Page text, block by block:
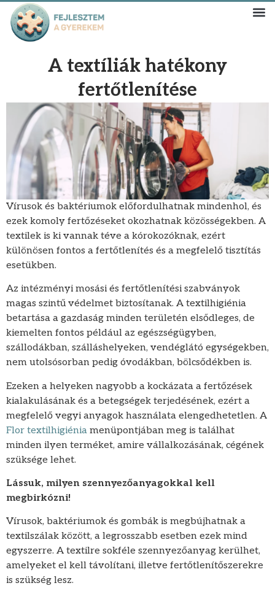
A textíliák hatékony
fertőtlenítése
Vírusok és baktériumok előfordulhatnak mindenhol, és
ezek komoly fertőzéseket okozhatnak közösségekben. A
textilek is ki vannak téve a kórokozóknak, ezért
különösen fontos a fertőtlenítés és a megfelelő tisztítás
esetükben.
Az intézményi mosási és fertőtlenítési szabványok
magas szintű védelmet biztosítanak. A textilhigiénia
betartása a gazdaság minden területén elsődleges, de
kiemelten fontos például az egészségügyben,
szállodákban, szálláshelyeken, vendéglátó egységekben,
nem utolsósorban pedig óvodákban, bölcsődékben is.
Ezeken a helyeken nagyobb a kockázata a fertőzések
kialakulásának és a betegségek terjedésének, ezért a
megfelelő vegyi anyagok használata elengedhetetlen. A
Flor textilhigiénia menüpontjában meg is találhat
minden ilyen terméket, amire vállalkozásának, cégének
szüksége lehet.
Lássuk, milyen szennyezőanyagokkal kell
megbirkózni!
Vírusok, baktériumok és gombák is megbújhatnak a
textilszálak között, a legrosszabb esetben ezek mind
egyszerre. A textilre sokféle szennyezőanyag kerülhet,
amelyeket el kell távolítani, illetve fertőtlenítőszerekre
is szükség lesz.